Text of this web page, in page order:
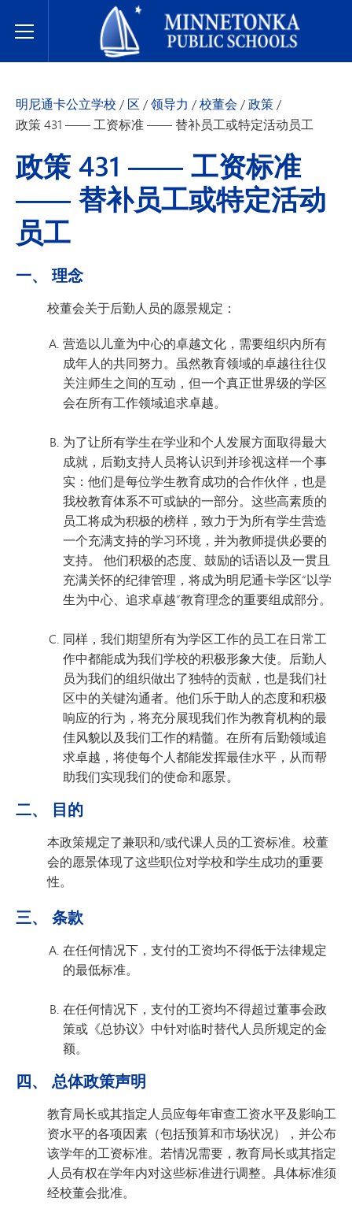
Toggle Menu
明尼通卡公立学校
明尼通卡公立学校 / 区/领导力 /校董会 /政策/
政策 431 —— 工资标准 —— 替补员工或特定活动员工
政策 431 —— 工资标准
—— 替补员工或特定活动
员工
一、 理念
校董会关于后勤人员的愿景规定：
营造以儿童为中心的卓越文化，需要组织内所有
成年人的共同努力。虽然教育领域的卓越往往仅
关注师生之间的互动，但一个真正世界级的学区
会在所有工作领域追求卓越。
为了让所有学生在学业和个人发展方面取得最大
成就，后勤支持人员将认识到并珍视这样一个事
实：他们是每位学生教育成功的合作伙伴，也是
我校教育体系不可或缺的一部分。这些高素质的
员工将成为积极的榜样，致力于为所有学生营造
一个充满支持的学习环境，并为教师提供必要的
支持。 他们积极的态度、鼓励的话语以及一贯且
充满关怀的纪律管理，将成为明尼通卡学区“以学
生为中心、追求卓越”教育理念的重要组成部分。
同样，我们期望所有为学区工作的员工在日常工
作中都能成为我们学校的积极形象大使。后勤人
员为我们的组织做出了独特的贡献，也是我们社
区中的关键沟通者。他们乐于助人的态度和积极
响应的行为，将充分展现我们作为教育机构的最
佳风貌以及我们工作的精髓。在所有后勤领域追
求卓越，将使每个人都能发挥最佳水平，从而帮
助我们实现我们的使命和愿景。
二、 目的
本政策规定了兼职和/或代课人员的工资标准。校董
会的愿景体现了这些职位对学校和学生成功的重要
性。
三、 条款
在任何情况下，支付的工资均不得低于法律规定
的最低标准。
在任何情况下，支付的工资均不得超过董事会政
策或《总协议》中针对临时替代人员所规定的金
额。
四、 总体政策声明
教育局长或其指定人员应每年审查工资水平及影响工
资水平的各项因素（包括预算和市场状况），并公布
该学年的工资标准。若情况需要，教育局长或其指定
人员有权在学年内对这些标准进行调整。具体标准须
经校董会批准。